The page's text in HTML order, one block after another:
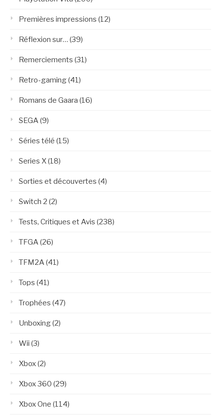
Premières impressions (12)
Réflexion sur… (39)
Remerciements (31)
Retro-gaming(41)
Romans de Gaara (16)
SEGA(9)
Séries télé (15)
Series X(18)
Sorties et découvertes (4)
Switch 2 (2)
Tests, Critiques et Avis (238)
TFGA(26)
TFM2A(41)
Tops (41)
Trophées (47)
Unboxing(2)
Wii (3)
Xbox(2)
Xbox 360 (29)
Xbox One (114)